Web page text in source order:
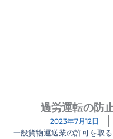
過労運転の防
2023年7月12日
一般貨物運送業の許可を取